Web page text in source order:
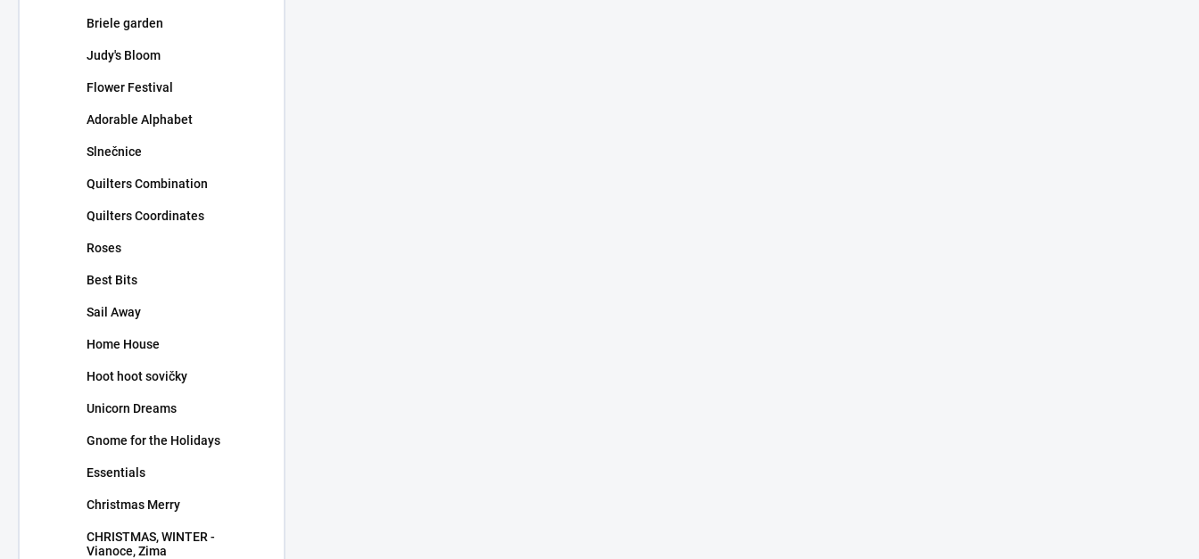
Briele garden
Judy's Bloom
Flower Festival
Adorable Alphabet
Slnečnice
Quilters Combination
Quilters Coordinates
Roses
Best Bits
Sail Away
Home House
Hoot hoot sovičky
Unicorn Dreams
Gnome for the Holidays
Essentials
Christmas Merry
CHRISTMAS, WINTER -
Vianoce, Zima